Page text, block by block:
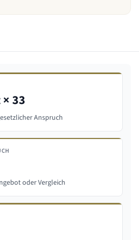
33
Anspruch
oder Vergleich